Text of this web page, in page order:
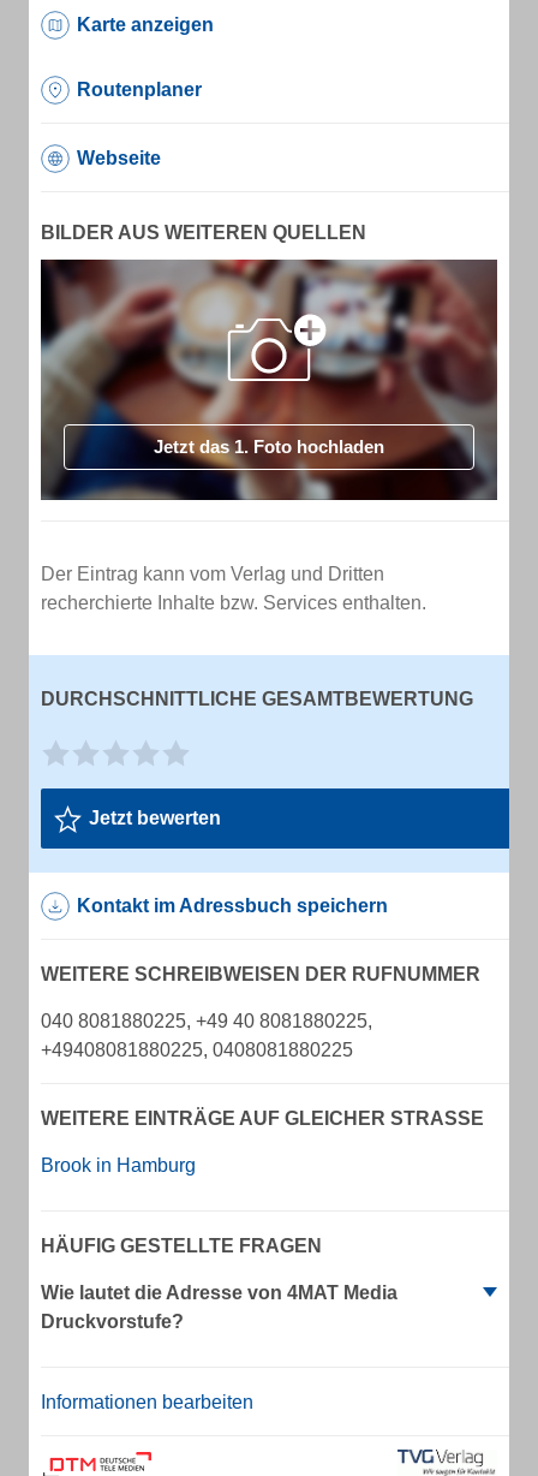
Karte anzeigen
Routenplaner
Webseite
BILDER AUS WEITEREN QUELLEN
Jetzt das 1. Foto hochladen
Der Eintrag kann vom Verlag und Dritten
recherchierte Inhalte bzw. Services enthalten.
DURCHSCHNITTLICHE GESAMTBEWERTUNG
Jetzt bewerten
Kontakt im Adressbuch speichern
WEITERE SCHREIBWEISEN DER RUFNUMMER
040 8081880225, +49 40 8081880225,
+49408081880225, 0408081880225
WEITERE EINTRÄGE AUF GLEICHER STRASSE
Brook in Hamburg
HÄUFIG GESTELLTE FRAGEN
Wie lautet die Adresse von 4MAT Media
Druckvorstufe?
Informationen bearbeiten